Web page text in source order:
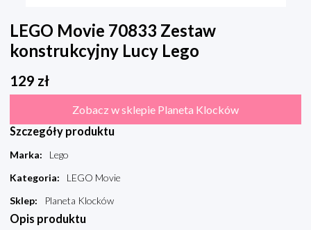
LEGO Movie 70833 Zestaw
konstrukcyjny Lucy Lego
129 zł
Zobacz w sklepie Planeta Klocków
Szczegóły produktu
Marka:
Lego
Kategoria:
LEGO Movie
Sklep: Planeta Klocków
Opis produktu